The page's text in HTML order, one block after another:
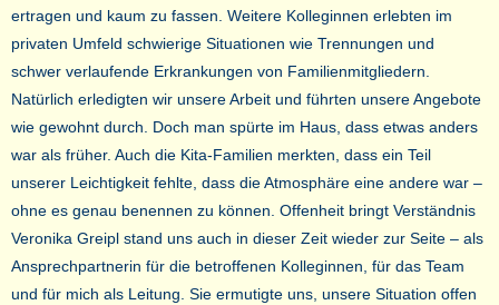
ertragen und kaum zu fassen. Weitere Kolleginnen erlebten im
privaten Umfeld schwierige Situationen wie Trennungen und
schwer verlaufende Erkrankungen von Familienmitgliedern.
Natürlich erledigten wir unsere Arbeit und führten unsere Angebote
wie gewohnt durch. Doch man spürte im Haus, dass etwas anders
war als früher. Auch die Kita-Familien merkten, dass ein Teil
unserer Leichtigkeit fehlte, dass die Atmosphäre eine andere war –
ohne es genau benennen zu können. Offenheit bringt Verständnis
Veronika Greipl stand uns auch in dieser Zeit wieder zur Seite – als
Ansprechpartnerin für die betroffenen Kolleginnen, für das Team
und für mich als Leitung. Sie ermutigte uns, unsere Situation offen